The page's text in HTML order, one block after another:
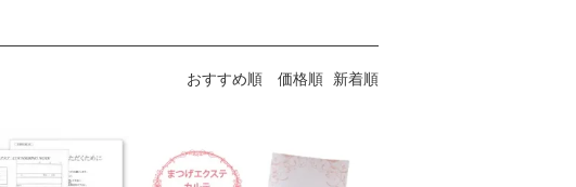
おすすめ順 価格順 新着順